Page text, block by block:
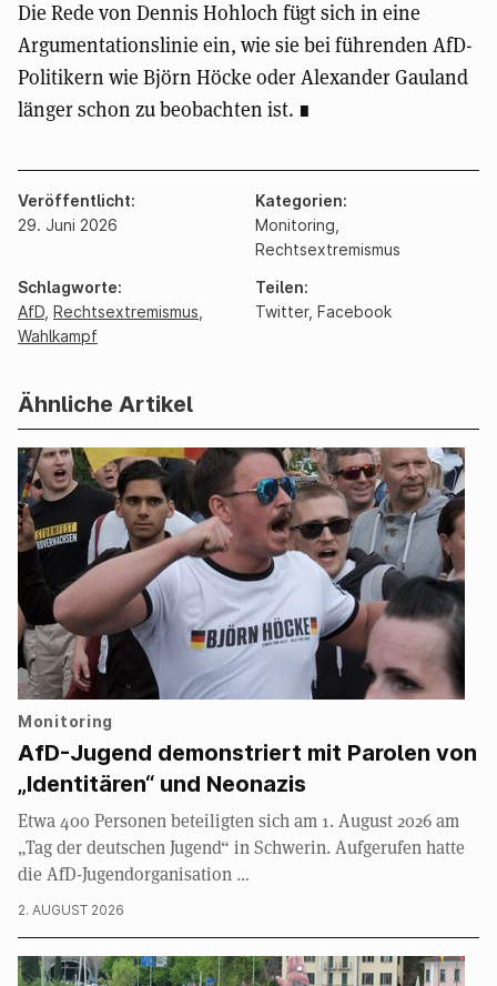
Die Rede von Dennis Hohloch fügt sich in eine
Argumentationslinie ein, wie sie bei führenden AfD-
Politikern wie Björn Höcke oder Alexander Gauland
länger schon zu beobachten ist.
Veröffentlicht
29. Juni 2026
Kategorien
Monitoring,
Rechtsextremismus
Schlagworte
AfD Rechtsextremismus
Wahlkampf
Teilen
Twitter, Facebook
Ähnliche Artikel
Monitoring
AfD-Jugend demonstriert mit Parolen von
„Identitären“ und Neonazis
Etwa 400 Personen beteiligten sich am 1. August 2026 am
„Tag der deutschen Jugend“ in Schwerin. Aufgerufen hatte
die AfD-Jugendorganisation …
2. AUGUST 2026